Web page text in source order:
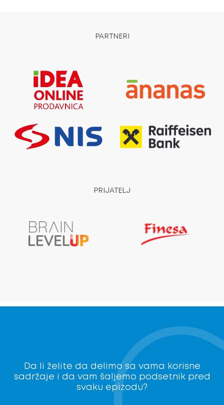
PARTNERI
PRIJATELJ
Da li želite da delimo sa vama korisne
sadržaje i da vam šaljemo podsetnik pred
svaku epizodu?